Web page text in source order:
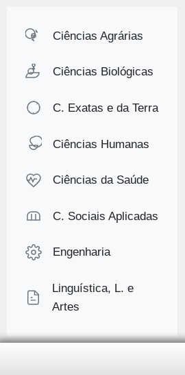
Ciências Agrárias
Ciências Biológicas
C. Exatas e da Terra
Ciências Humanas
Ciências da Saúde
C. Sociais Aplicadas
Engenharia
Linguística, L. e
Artes